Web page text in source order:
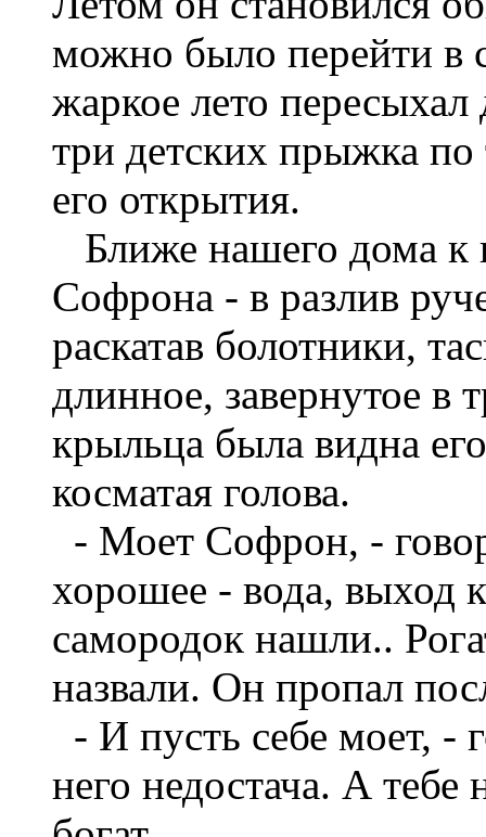
можно было перейти в
жаркое лето
три детских прыжка
его открытия.
Ближе нашего дома к
Софрона - в разлив
раскатав болотники,
длинное, завернутое в
крыльца была видна
косматая голова.
- Моет Софрон, -
хорошее - вода, выход
самородок нашли..
назвали. Он пропал
- И пусть себе моет,
него недостача. А тебе